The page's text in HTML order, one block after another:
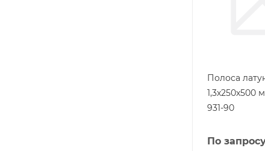
Полоса
1,3х250х500
931-90
По